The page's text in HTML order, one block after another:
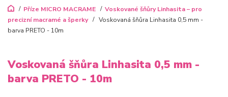
Příze MICRO MACRAME
Voskované šňůry Linhasita – pro
precizní macramé a šperky
Voskovaná šňůra Linhasita 0,5 mm -
barva PRETO - 10m
Voskovaná šňůra Linhasita 0,5 mm -
barva PRETO - 10m